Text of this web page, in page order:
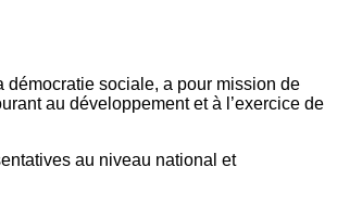
démocratie sociale, a pour mission de
au développement et à l’exercice de
au niveau national et